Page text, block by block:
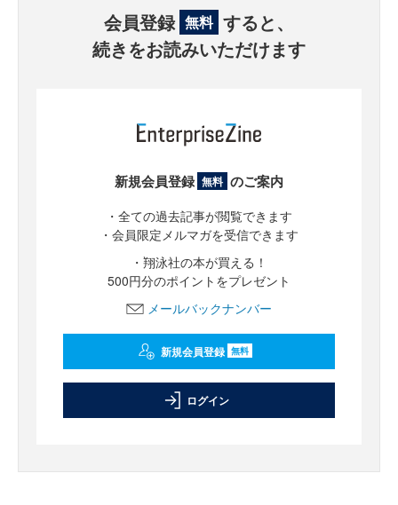
会員登録 無料 すると、
続きをお読みいただけます
新規会員登録 無料 のご案内
・全ての過去記事が閲覧できます
・会員限定メルマガを受信できます
・翔泳社の本が買える！
500円分のポイントをプレゼント
メールバックナンバー
新規会員登録 無料
ログイン